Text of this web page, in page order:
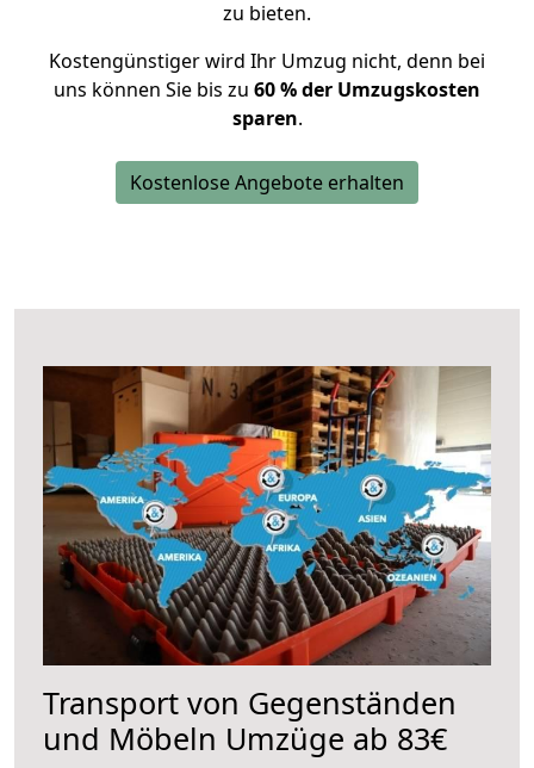
zu bieten.
Kostengünstiger wird Ihr Umzug nicht, denn bei
uns können Sie bis zu 60 % der Umzugskosten
sparen.
Kostenlose Angebote erhalten
Transport von Gegenständen
und Möbeln Umzüge ab 83€